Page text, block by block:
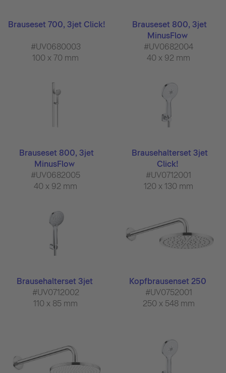
Brauseset 700, 3jet Click!
#UV0680003
100 x 70 mm
Brauseset 800, 3jet
MinusFlow
#UV0682004
40 x 92 mm
Brauseset 800, 3jet
MinusFlow
#UV0682005
40 x 92 mm
Brausehalterset 3jet
Click!
#UV0712001
120 x 130 mm
Brausehalterset 3jet
#UV0712002
110 x 85 mm
Kopfbrausenset 250
#UV0752001
250 x 548 mm